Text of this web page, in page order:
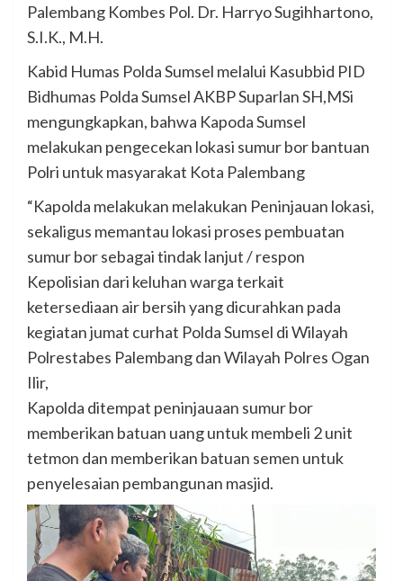
Palembang Kombes Pol. Dr. Harryo Sugihhartono,
S.I.K., M.H.
Kabid Humas Polda Sumsel melalui Kasubbid PID
Bidhumas Polda Sumsel AKBP Suparlan SH,MSi
mengungkapkan, bahwa Kapoda Sumsel
melakukan pengecekan lokasi sumur bor bantuan
Polri untuk masyarakat Kota Palembang
“Kapolda melakukan melakukan Peninjauan lokasi,
sekaligus memantau lokasi proses pembuatan
sumur bor sebagai tindak lanjut / respon
Kepolisian dari keluhan warga terkait
ketersediaan air bersih yang dicurahkan pada
kegiatan jumat curhat Polda Sumsel di Wilayah
Polrestabes Palembang dan Wilayah Polres Ogan
Ilir,
Kapolda ditempat peninjauaan sumur bor
memberikan batuan uang untuk membeli 2 unit
tetmon dan memberikan batuan semen untuk
penyelesaian pembangunan masjid.